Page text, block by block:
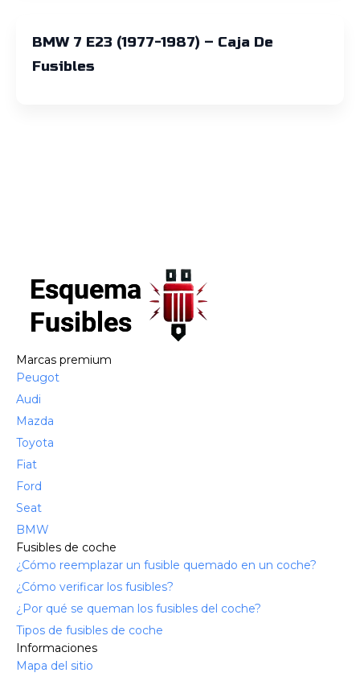
BMW 7 E23 (1977-1987) – Caja De
Fusibles
Marcas premium
Peugot
Audi
Mazda
Toyota
Fiat
Ford
Seat
BMW
Fusibles de coche
¿Cómo reemplazar un fusible quemado en un coche?
¿Cómo verificar los fusibles?
¿Por qué se queman los fusibles del coche?
Tipos de fusibles de coche
Informaciones
Mapa del sitio